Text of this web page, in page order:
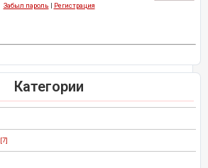
Забыл пароль | Регистрация
Категории
[7]